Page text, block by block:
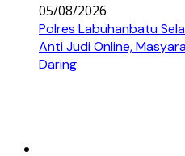
05/08/2026
Polres Labuhanbatu
Anti Judi Online,
Daring